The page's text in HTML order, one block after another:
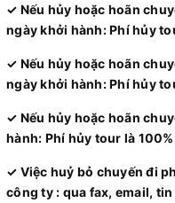
✓ Nếu hủy hoặc hoãn
ngày khởi hành: Phí hủy
✓ Nếu hủy hoặc hoãn
ngày khởi hành: Phí hủy
✓ Nếu hủy hoặc hoãn
hành: Phí hủy tour là
✓ Việc huỷ bỏ chuyến đi
công ty : qua fax, email,